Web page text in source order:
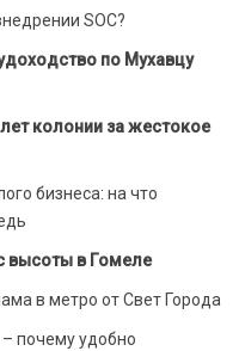
SOC?
по Мухавцу
колонии за жестокое
бизнеса: на что
высоты в Гомеле
в метро от Свет Города
почему удобно